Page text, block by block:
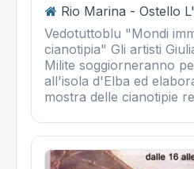
Rio Marina - Ostello
Vedotuttoblu "Mondi
cianotipia" Gli artisti
Milite soggiorneranno
all'isola d'Elba ed
mostra delle cianotipie